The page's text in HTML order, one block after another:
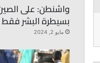
واشنطن: على الصين
بسيطرة البشر فقط
مايو 2, 2024